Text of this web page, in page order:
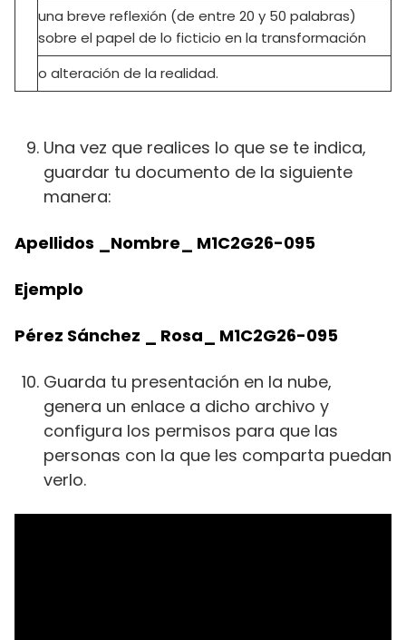
una breve reflexión (de entre 20 y 50 palabras)
sobre el papel de lo ficticio en la transformación
o alteración de la realidad.
Una vez que realices lo que se te indica,
guardar tu documento de la siguiente
manera:
Apellidos _Nombre_ M1C2G26-095
Ejemplo
Pérez Sánchez _ Rosa_ M1C2G26-095
Guarda tu presentación en la nube,
genera un enlace a dicho archivo y
configura los permisos para que las
personas con la que les comparta puedan
verlo.